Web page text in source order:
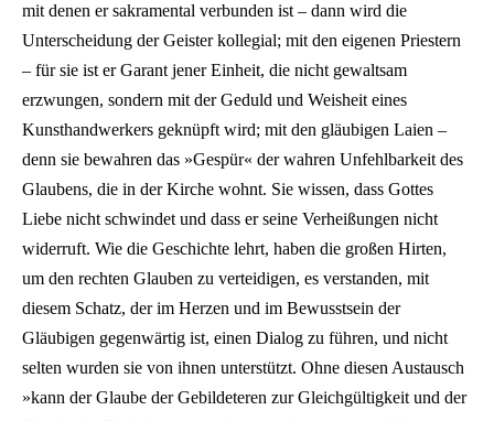
mit denen er sakramental verbunden ist – dann wird die
Unterscheidung der Geister kollegial; mit den eigenen Priestern
– für sie ist er Garant jener Einheit, die nicht gewaltsam
erzwungen, sondern mit der Geduld und Weisheit eines
Kunsthandwerkers geknüpft wird; mit den gläubigen Laien –
denn sie bewahren das »Gespür« der wahren Unfehlbarkeit des
Glaubens, die in der Kirche wohnt. Sie wissen, dass Gottes
Liebe nicht schwindet und dass er seine Verheißungen nicht
widerruft. Wie die Geschichte lehrt, haben die großen Hirten,
um den rechten Glauben zu verteidigen, es verstanden, mit
diesem Schatz, der im Herzen und im Bewusstsein der
Gläubigen gegenwärtig ist, einen Dialog zu führen, und nicht
selten wurden sie von ihnen unterstützt. Ohne diesen Austausch
»kann der Glaube der Gebildeteren zur Gleichgültigkeit und der